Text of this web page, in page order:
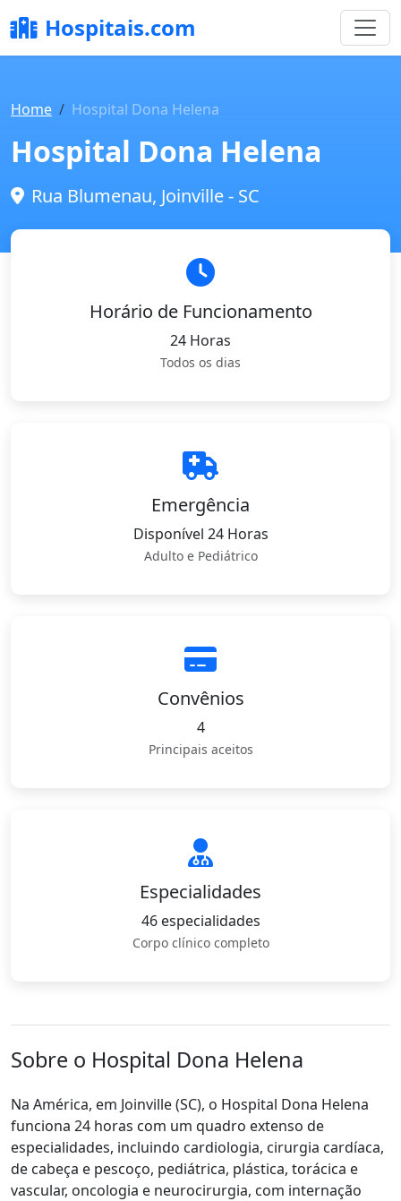
Hospitais.com
Home Hospital Dona Helena
Hospital Dona Helena
Rua Blumenau, Joinville - SC
Horário de Funcionamento
24 Horas
Todos os dias
Emergência
Disponível 24 Horas
Adulto e Pediátrico
Convênios
4
Principais aceitos
Especialidades
46 especialidades
Corpo clínico completo
Sobre o Hospital Dona Helena
Na América, em Joinville (SC), o Hospital Dona Helena
funciona 24 horas com um quadro extenso de
especialidades, incluindo cardiologia, cirurgia cardíaca,
de cabeça e pescoço, pediátrica, plástica, torácica e
vascular, oncologia e neurocirurgia, com internação